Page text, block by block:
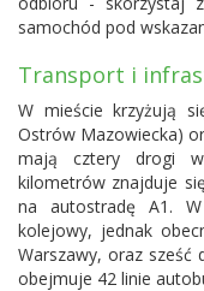
samochód pod
Transport i
W mieście krzyżują
Ostrów Mazowiecka)
mają cztery drogi
kilometrów znajduje
na autostradę A1.
kolejowy, jednak
Warszawy, oraz sześć
obejmuje 42 linie